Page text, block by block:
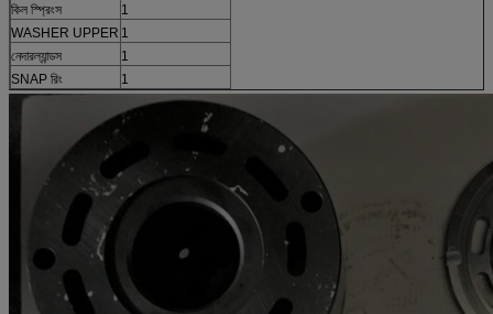
কিল স্প্রিংস
1
WASHER UPPER 1
নেদারল্যান্ডস
1
SNAP রিং
1